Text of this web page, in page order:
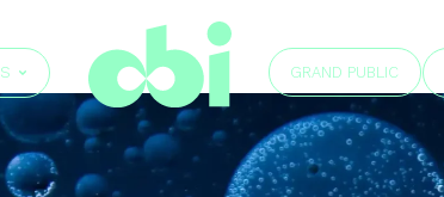
GRAND PUBLIC